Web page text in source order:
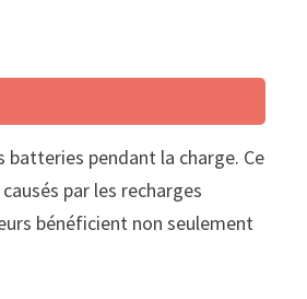
batteries pendant la charge. Ce
par les recharges
bénéficient non seulement